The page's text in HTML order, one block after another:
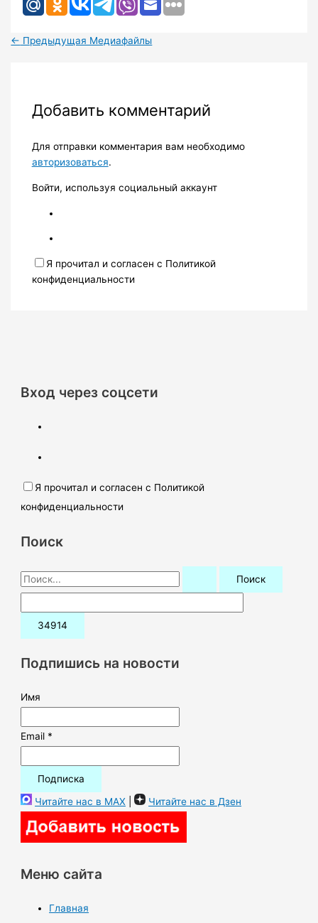
← Предыдущая Медиафайлы
Добавить комментарий
Для отправки комментария вам необходимо
авторизоваться.
Войти, используя социальный аккаунт
Я прочитал и согласен с Политикой
конфиденциальности
Вход через соцсети
Я прочитал и согласен с Политикой
конфиденциальности
Поиск
П
о
и
:Подпишись на новости
Имя
Email *
Читайте нас в MAX | Читайте нас в Дзен
Меню сайта
Главная